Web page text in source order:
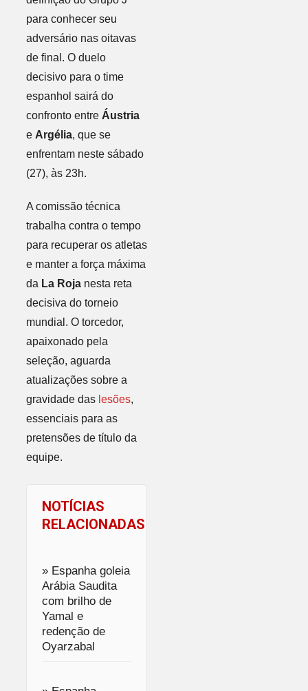
para conhecer seu
adversário nas oitavas
de final. O duelo
decisivo para o time
espanhol sairá do
confronto entre Áustria
e Argélia, que se
enfrentam neste sábado
(27), às 23h.
A comissão técnica
trabalha contra o tempo
para recuperar os atletas
e manter a força máxima
da La Rojanesta reta
decisiva do torneio
mundial. O torcedor,
apaixonado pela
seleção, aguarda
atualizações sobre a
gravidade das lesões,
essenciais para as
pretensões de título da
equipe.
NOTÍCIAS
RELACIONADAS
» Espanha goleia
Arábia Saudita
com brilho de
Yamal e
redenção de
Oyarzabal